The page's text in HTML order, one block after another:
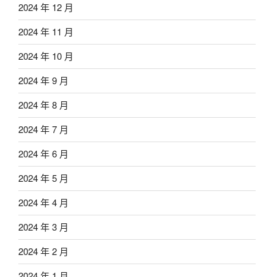
2024 年 12 月
2024 年 11 月
2024 年 10 月
2024 年 9 月
2024 年 8 月
2024 年 7 月
2024 年 6 月
2024 年 5 月
2024 年 4 月
2024 年 3 月
2024 年 2 月